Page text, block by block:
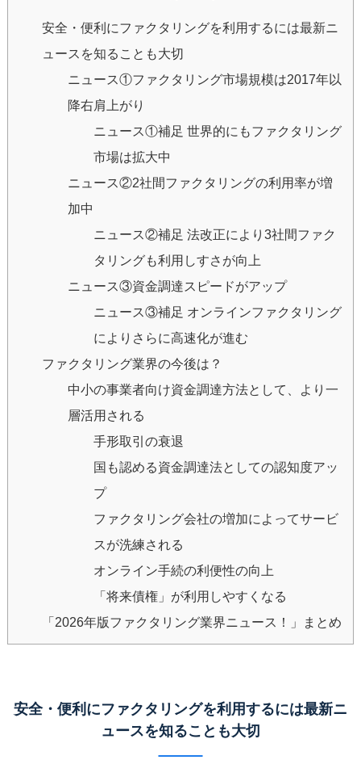
安全・便利にファクタリングを利用するには最新ニ
ュースを知ることも大切
ニュース①ファクタリング市場規模は2017年以
降右肩上がり
ニュース①補足 世界的にもファクタリング
市場は拡大中
ニュース②2社間ファクタリングの利用率が増
加中
ニュース②補足 法改正により3社間ファク
タリングも利用しすさが向上
ニュース③資金調達スピードがアップ
ニュース③補足 オンラインファクタリング
によりさらに高速化が進む
ファクタリング業界の今後は？
中小の事業者向け資金調達方法として、より一
層活用される
手形取引の衰退
国も認める資金調達法としての認知度アッ
プ
ファクタリング会社の増加によってサービ
スが洗練される
オンライン手続の利便性の向上
「将来債権」が利用しやすくなる
「2026年版ファクタリング業界ニュース！」まとめ
安全・便利にファクタリングを利用するには最新ニ
ュースを知ることも大切